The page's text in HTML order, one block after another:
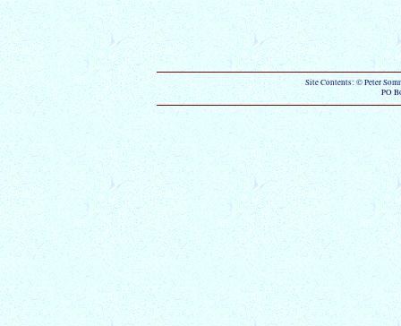
Site Contents: © Peter
PO